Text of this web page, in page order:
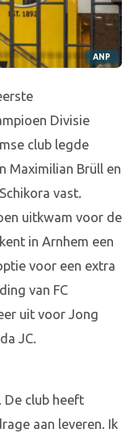
ANP
Divisie
club legde
Maximilian Brüll en
vast.
uitkwam voor de
in Arnhem een
voor een extra
van FC
uit voor Jong
JC.
De club heeft
aan leveren. Ik